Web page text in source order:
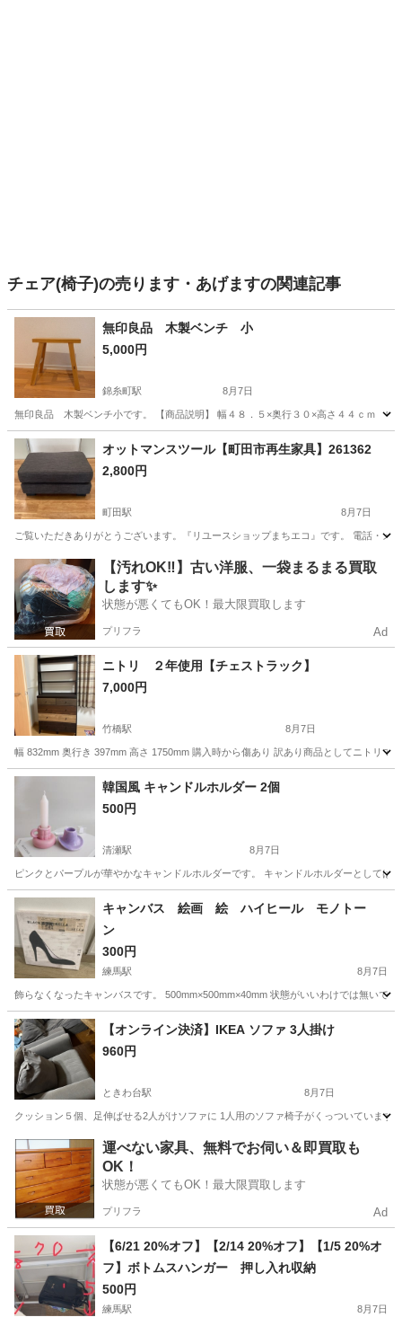
チェア(椅子)の売ります・あげますの関連記事
無印良品 木製ベンチ 小
5,000円
錦糸町駅 8月7日
無印良品 木製ベンチ小です。 【商品説明】 幅４８．５×奥行３０×高さ４４ｃｍ 中
東京 墨田区 錦糸町駅
オットマンスツール【町田市再生家具】261362
2,800円
町田駅 8月7日
ご覧いただきありがとうございます。『リユースショップまちエコ』です。 電話・
東京 町田市 町田駅 ソファ リユース
【汚れOK‼️】古い洋服、一袋まるまる買取
します✨
状態が悪くてもOK！最大限買取します
プリフラ Ad
ニトリ ２年使用【チェストラック】
7,000円
竹橋駅 8月7日
幅 832mm 奥行き 397mm 高さ 1750mm 購入時から傷あり 訳あり商品としてニトリで
東京 千代田区 竹橋駅 収納家具 チェス
韓国風 キャンドルホルダー 2個
500円
清瀬駅 8月7日
ピンクとパープルが華やかなキャンドルホルダーです。 キャンドルホルダーとして
東京 清瀬市 インテリア雑貨/小物
キャンバス 絵画 絵 ハイヒール モノトー
ン
300円
練馬駅 8月7日
飾らなくなったキャンバスです。 500mm×500mm×40mm 状態がいいわけでは無いで
東京 練馬区 練馬駅 インテリア雑貨/小物 キャンバス
【オンライン決済】IKEA ソファ 3人掛け
960円
ときわ台駅 8月7日
クッション５個、足伸ばせる2人がけソファに 1人用のソファ椅子がくっついていま
東京 板橋区 ときわ台駅 ソファ IKEA
運べない家具、無料でお伺い＆即買取も
OK！
状態が悪くてもOK！最大限買取します
プリフラ Ad
【6/21 20%オフ】【2/14 20%オフ】【1/5 20%オ
フ】ボトムスハンガー 押し入れ収納
500円
練馬駅 8月7日